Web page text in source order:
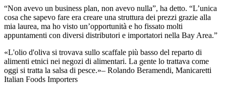
“Non avevo un business plan, non avevo nulla”, ha detto. “L’unica
cosa che sapevo fare era creare una struttura dei prezzi grazie alla
mia laurea, ma ho visto un’opportunità e ho fissato molti
appuntamenti con diversi distributori e importatori nella Bay Area.”
L'olio d'oliva si trovava sullo scaffale più basso del reparto di
alimenti etnici nei negozi di alimentari. La gente lo trattava come
oggi si tratta la salsa di pesce. – Rolando Beramendi, Manicaretti
Italian Foods Importers